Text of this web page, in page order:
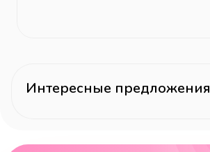
Интересные предложения